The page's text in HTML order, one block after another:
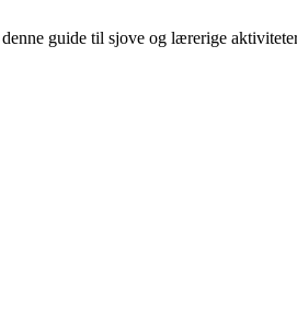
guide til sjove og lærerige